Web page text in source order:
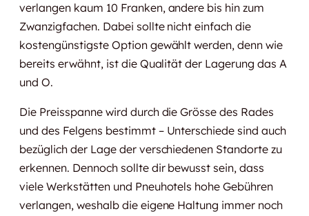
verlangen kaum 10 Franken, andere bis hin zum
Zwanzigfachen. Dabei sollte nicht einfach die
kostengünstigste Option gewählt werden, denn wie
bereits erwähnt, ist die Qualität der Lagerung das A
und O.
Die Preisspanne wird durch die Grösse des Rades
und des Felgens bestimmt – Unterschiede sind auch
bezüglich der Lage der verschiedenen Standorte zu
erkennen. Dennoch sollte dir bewusst sein, dass
viele Werkstätten und Pneuhotels hohe Gebühren
verlangen, weshalb die eigene Haltung immer noch